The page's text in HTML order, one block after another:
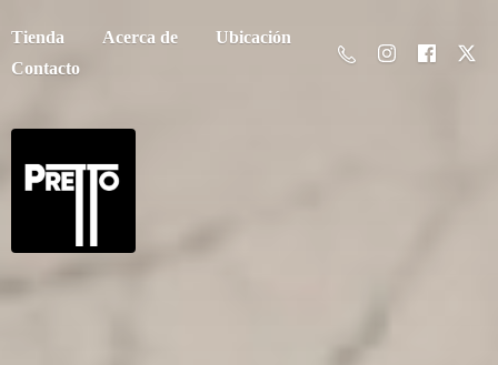
Tienda Acerca de
Ubicación
Contacto